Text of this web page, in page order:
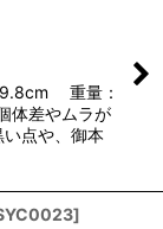
9.8cm 重量：
体差やムラが
点や、御本
]